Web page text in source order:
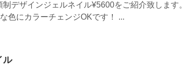
デザインジェルネイル¥5600をご紹介致します。
色にカラーチェンジOKです！ ...
ル